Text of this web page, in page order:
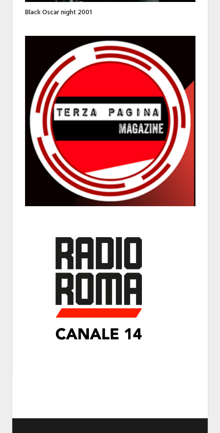
Black Oscar night 2001